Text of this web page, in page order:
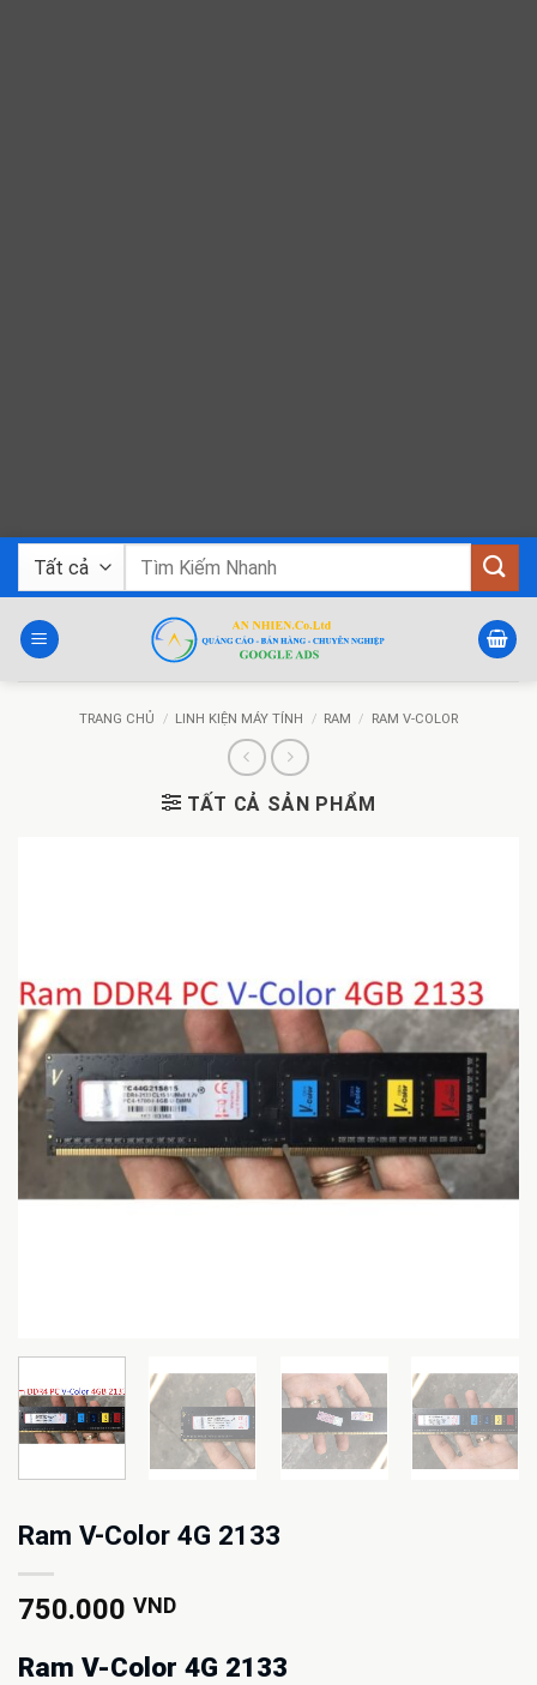
Bỏ
dung
Tìm
TRANG CHỦ / LINH KIỆN MÁY TÍNH / RAM / RAM V-COLOR
TẤT CẢ SẢN PHẨM
Ram V-Color 4G 2133
750.000 VND
Ram V-Color 4G 2133